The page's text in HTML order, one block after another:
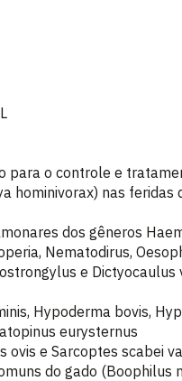
para o controle e
hominivorax) nas feridas
dos gêneros
Nematodirus,
e Dictyocaulus
Hypoderma bovis,
eurysternus
ovis e Sarcoptes scabei
do gado